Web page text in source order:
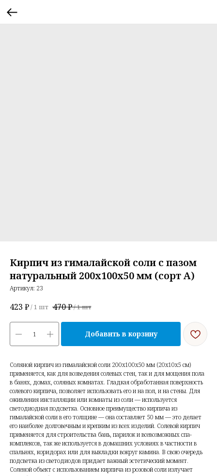
Кирпич из гималайской соли с пазом
натуральный 200x100x50 мм (сорт А)
Артикул: 23
423 ₽/1 шт 470₽/1 шт
Добавить в корзину
Соляной кирпич из гималайской соли 200x100x50 мм (20x10x5 см)
применяется, как для возведения солевых стен, так и для мощения пола
в банях, домах, соляных комнатах. Гладкая обработанная поверхность
солевого кирпича, позволяет использовать его и на пол, и на стены. Для
оживления инсталляции или комнаты из соли — используется
светодиодная подсветка. Основное преимущество кирпича из
гималайской соли в его толщине — она составляет 50 мм — это делает
его наиболее долговечным и крепким из всех изделий. Солевой кирпич
применяется для строительства бань, парилок и всевозможных спа-
комплексов, так же используется в домашних условиях в частности в
спальнях, коридорах или для выкладки вокруг камина. В свою очередь
подсветка из светодиодов придает важный эстетический момент.
Соленой объект с использованием кирпича из розовой соли излучает